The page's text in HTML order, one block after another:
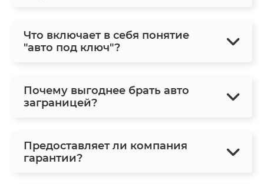
Что включает в себя понятие
"авто под ключ"?
Почему выгоднее брать авто
заграницей?
Предоставляет ли компания
гарантии?